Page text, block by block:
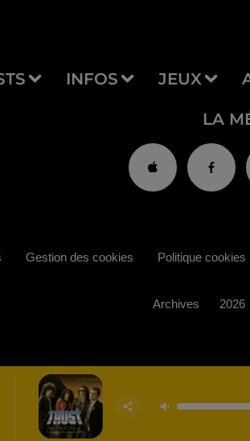
INFOS JEUX
LA
Gestion des cookies Politique cookies
Archives 2026